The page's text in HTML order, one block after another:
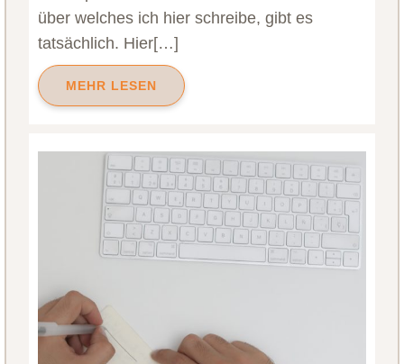
über welches ich hier schreibe, gibt es
tatsächlich. Hier[…]
MEHR LESEN